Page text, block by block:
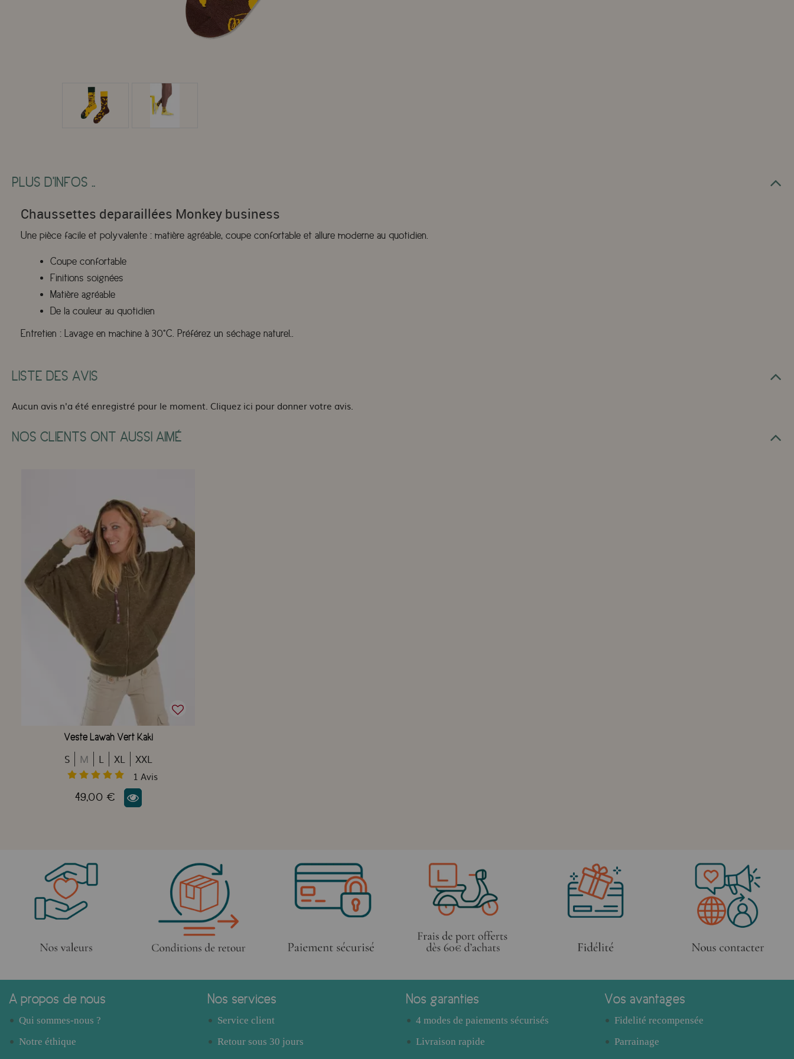
PLUS D'INFOS ..
Chaussettes deparaillées Monkey business
Une pièce facile et polyvalente : matière agréable, coupe confortable et allure moderne au quotidien.
Coupe confortable
Finitions soignées
Matière agréable
De la couleur au quotidien
Entretien : Lavage en machine à 30°C. Préférez un séchage naturel..
LISTE DES AVIS
Aucun avis n'a été enregistré pour le moment. Cliquez ici pour donner votre avis.
NOS CLIENTS ONT AUSSI AIMÉ
Veste Lawah Vert Kaki
S M L XL XXL
1 Avis
49,00 €
A propos de nous
Qui sommes-nous ?
Notre éthique
Nos services
Service client
Retour sous 30 jours
Nos garanties
4 modes de paiements sécurisés
Livraison rapide
Vos avantages
Fidelité recompensée
Parrainage